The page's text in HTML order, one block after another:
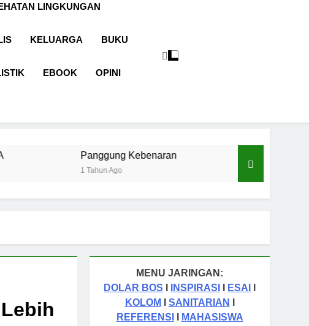
LINGKUNGAN
KELUARGA BUKU
EBOOK OPINI
Panggung Kebenaran
MENU JARINGAN:
DOLAR BOS
INSPIRASI ESAI
KOLOM
SANITARIAN
REFERENSI
MAHASISWA